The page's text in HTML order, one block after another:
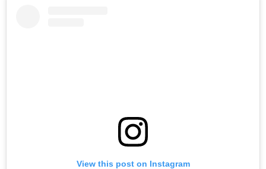
View this post on Instagram